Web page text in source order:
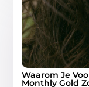
Waarom Je
Monthly Gold